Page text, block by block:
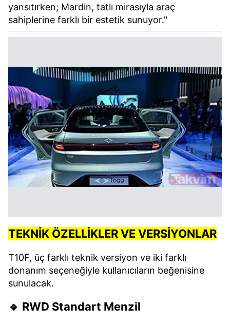
yansıtırken; Mardin, tatlı mirasıyla araç
sahiplerine farklı bir estetik sunuyor."
TEKNİK ÖZELLİKLER VE VERSİYONLAR
T10F, üç farklı teknik versiyon ve iki farklı
donanım seçeneğiyle kullanıcıların beğenisine
sunulacak.
🔹 RWD Standart Menzil